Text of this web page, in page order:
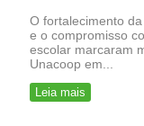
O fortalecimento
e o compromisso
escolar marcaram
Unacoop em...
Leia mais